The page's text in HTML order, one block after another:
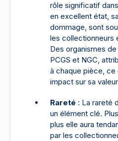
rôle significatif
en excellent état,
dommage, sont
les collectionneurs
Des organismes
PCGS et NGC,
à chaque pièce, ce
impact sur sa
Rareté : La rareté
un élément clé.
plus elle aura
par les